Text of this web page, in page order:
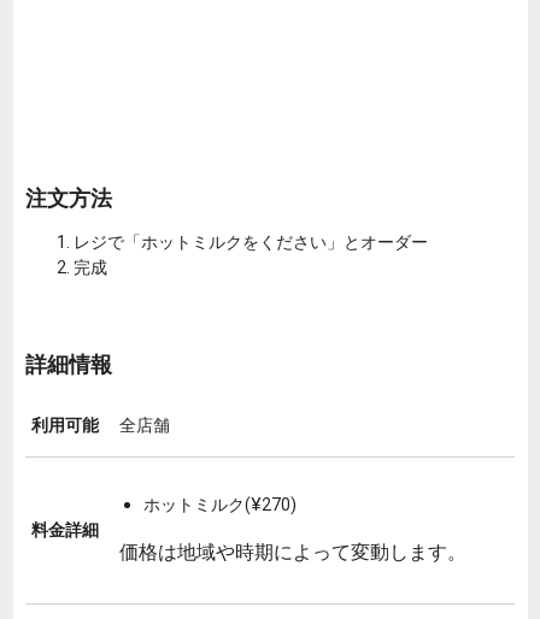
注文方法
レジで「ホットミルクをください」とオーダー
完成
詳細情報
利用可能 全店舗
料金詳細
ホットミルク(¥270)
価格は地域や時期によって変動します。